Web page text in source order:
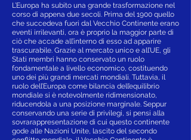
L’Europa ha subito una grande trasformazione nel
corso di appena due secoli. Prima del 1900 quello
che succedeva fuori dal Vecchio Continente erano
eventi irrilevanti, ora è proprio la maggior parte di
ciò che accade all’interno di esso ad apparire
trascurabile. Grazie al mercato unico e all’UE, gli
Stati membri hanno conservato un ruolo
fondamentale a livello economico, costituendo
uno dei più grandi mercati mondiali. Tuttavia, il
ruolo dell’Europa come bilancia dell’equilibrio
mondiale si è notevolmente ridimensionato,
riducendola a una posizione marginale. Seppur
conservando una serie di privilegi, si pensi alla
sovrarappresentazione di cui questo continente
gode alle Nazioni Unite, lascito del secondo